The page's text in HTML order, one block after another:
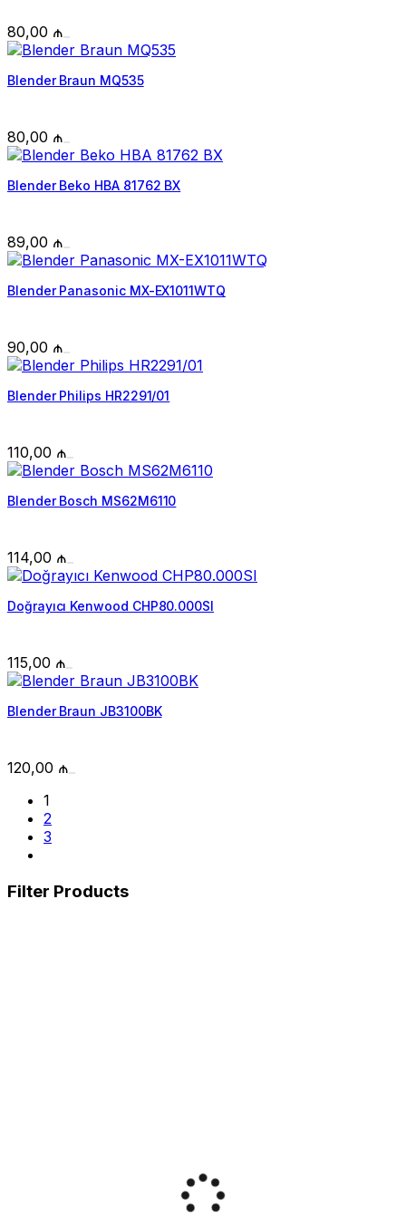
80,00 ₼
Blender Braun MQ535
80,00 ₼
Blender Beko HBA 81762 BX
89,00 ₼
Blender Panasonic MX-EX1011WTQ
90,00 ₼
Blender Philips HR2291/01
110,00 ₼
Blender Bosch MS62M6110
114,00 ₼
Doğrayıcı Kenwood CHP80.000SI
115,00 ₼
Blender Braun JB3100BK
120,00 ₼
1
2
3
Filter Products